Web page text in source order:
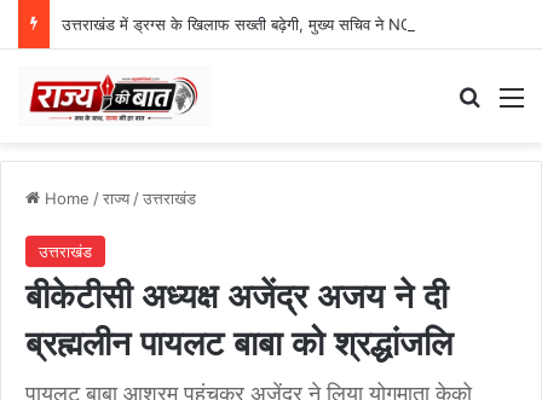
Home /राज्य/उत्तराखंड
उत्तराखंड
बीकेटीसी अध्यक्ष अजेंद्र अजय ने दी
ब्रह्मलीन पायलट बाबा को श्रद्धांजलि
पायलट बाबा आश्रम पहुंचकर अजेंद्र ने लिया योगमाता केको